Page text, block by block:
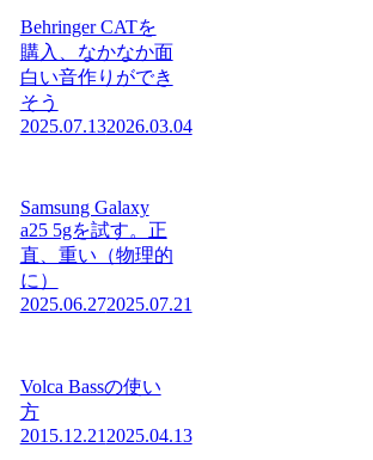
Behringer CATを
購入、なかなか面
白い音作りができ
そう
2025.07.132026.03.04
Samsung Galaxy
a25 5gを試す。正
直、重い（物理的
に）
2025.06.272025.07.21
Volca Bassの使い
方
2015.12.21 2025.04.13